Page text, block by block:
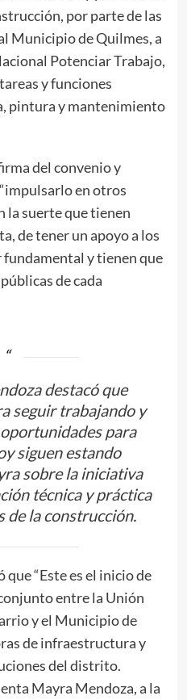
por parte de las
Municipio de Quilmes, a
Potenciar Trabajo,
y funciones
pintura y mantenimiento
del convenio y
en otros
la suerte que tienen
de tener un apoyo a los
fundamental y tienen que
de cada
destacó que
seguir trabajando y
para
siguen estando
sobre la iniciativa
técnica y práctica
de la construcción.
“Este es el inicio de
entre la Unión
y el Municipio de
de infraestructura y
del distrito.
Mayra Mendoza, a la